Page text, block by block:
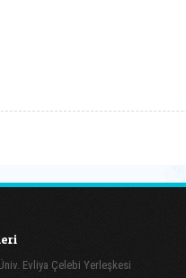
Evliya Çelebi Yerleşkesi